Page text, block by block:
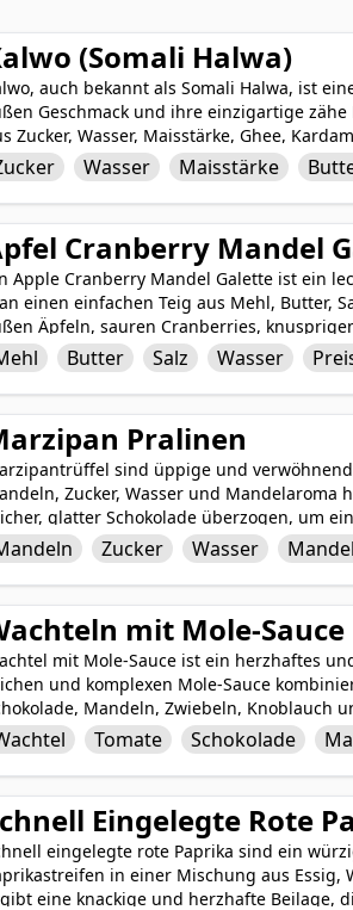
(Somali Halwa)
auch bekannt als Somali Halwa, ist
Geschmack und ihre einzigartige
Zucker, Wasser, Maisstärke, Ghee,
Paste zu erzeugen, die in eine
Kardamom und knusprigen
was es zu einem beliebten
Kultur macht.
Wasser Maisstärke
Cranberry Mandel
Apple Cranberry Mandel Galette ist ein
einen einfachen Teig aus Mehl, Butter,
Äpfeln, sauren Cranberries,
des Teiges über das Obst gefaltet,
Mit einer perfekten Balance aus
und beeindruckendes Dessert,
Butter Salz Wasser
Pralinen
sind üppige und
Zucker, Wasser und
glatter Schokolade überzogen, um
Diese mundgerechten Leckereien bieten
entzückende Verwöhnung für jede
und unwiderstehliches Dessert,
Zucker Wasser
mit Mole-Sauce
mit Mole-Sauce ist ein herzhaftes
und komplexen Mole-Sauce
Mandeln, Zwiebeln, Knoblauch
und nussigen Aromen bildet. Die
Mole-Sauce überzogen, was zu
Dieses traditionelle mexikanische
sicher beeindrucken.
Tomate Schokolade
Eingelegte Rote
eingelegte rote Paprika sind ein
in einer Mischung aus Essig,
eine knackige und herzhafte Beilage,